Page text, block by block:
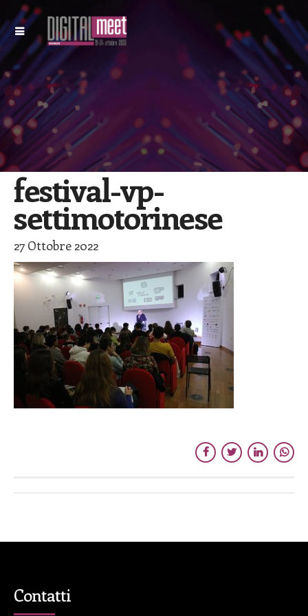
festival-vp-
settimotorinese
27 Ottobre 2022
Contatti